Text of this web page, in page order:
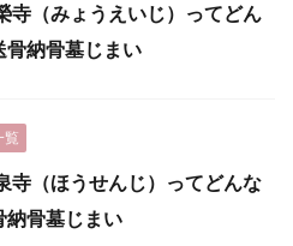
寺（みょうえいじ）ってどん
骨納骨墓じまい
覧
寺（ほうせんじ）ってどんな
納骨墓じまい